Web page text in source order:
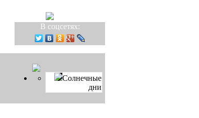
В соцсетях:
Солнечные
дни